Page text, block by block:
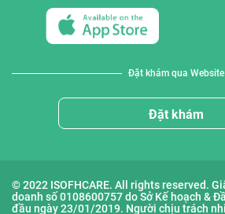
Đặt khám qua Website
Đặt khám
© 2022 ISOFHCARE. All rights reserved.
doanh số 0108600757 do Sở Kế hoạch &
đầu ngày 23/01/2019. Người chịu trách